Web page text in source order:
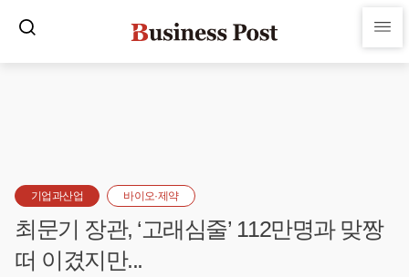
기업과산업 바이오·제약
최문기 장관, ‘고래심줄’ 112만명과 맞짱
떠 이겼지만...